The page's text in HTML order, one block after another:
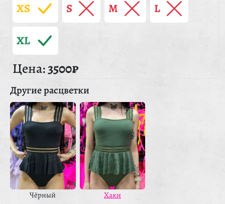
XS S M L
XL
Цена:3500₽
Другие расцветки
Чёрный Хаки